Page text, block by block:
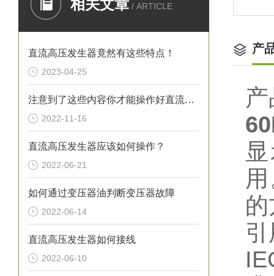
相关文章 / ARTICLE
直流高压发生器竟然有这些特点！
2023-04-25
注意到了这些内容你才能操作好直流高压发生器
2022-11-16
直流高压发生器应该如何操作？
2022-06-21
如何通过变压器油判断变压器故障
2022-06-14
直流高压发生器如何接线
2022-06-10
产